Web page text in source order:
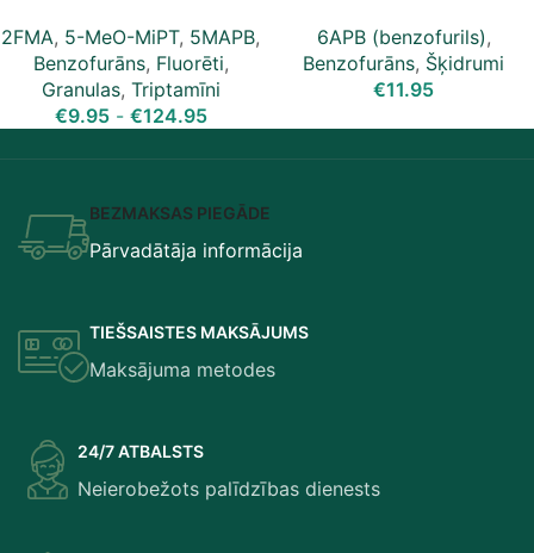
mg 5-MeO-MiPT)
2FMA, 5-MeO-MiPT, 5MAPB,
Benzofurāns, Fluorēti,
Granulas, Triptamīni
€9.95 - €124.95
6APB (benzofurils),
Benzofurāns, Šķidrumi
€11.95
BEZMAKSAS PIEGĀDE
Pārvadātāja informācija
TIEŠSAISTES MAKSĀJUMS
Maksājuma metodes
24/7 ATBALSTS
Neierobežots palīdzības dienests